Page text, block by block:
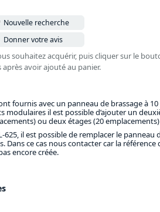
Nouvelle recherche
Donner votre avis
souhaitez acquérir, puis cliquer sur le
avoir ajouté au panier.
fournis avec un panneau de brassage à
modulaires il est possible d’ajouter un
ou deux étages (20
625, il est possible de remplacer le panneau
Dans ce cas nous contacter car la
encore créée.